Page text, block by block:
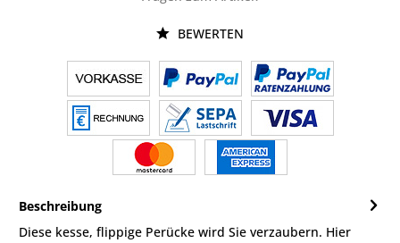
BEWERTEN
Beschreibung
Diese kesse, flippige Perücke wird Sie verzaubern. Hier